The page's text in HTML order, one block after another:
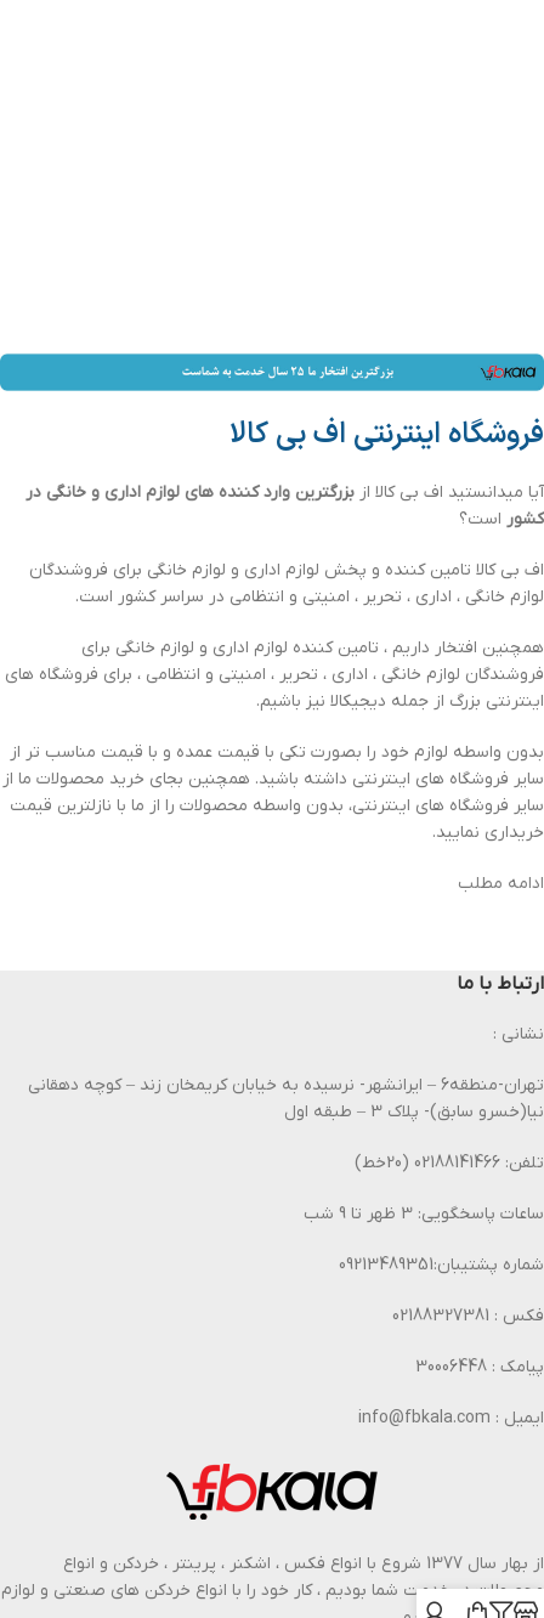
فروشگاه اینترنتی اف بی کالا
آیا میدانستید اف بی کالا از بزرگترین وارد کننده های لوازم اداری و خانگی در
کشور است؟
اف بی کالا تامین کننده و پخش لوازم اداری و لوازم خانگی برای فروشندگان
لوازم خانگی ، اداری ، تحریر ، امنیتی و انتظامی در سراسر کشور است.
همچنین افتخار داریم ، تامین کننده لوازم اداری و لوازم خانگی برای
فروشندگان لوازم خانگی ، اداری ، تحریر ، امنیتی و انتظامی ، برای فروشگاه های
اینترنتی بزرگ از جمله دیجیکالا نیز باشیم.
بدون واسطه لوازم خود را بصورت تکی با قیمت عمده و با قیمت مناسب تر از
سایر فروشگاه های اینترنتی داشته باشید. همچنین بجای خرید محصولات ما از
سایر فروشگاه های اینترنتی، بدون واسطه محصولات را از ما با نازلترین قیمت
خریداری نمایید.
ادامه مطلب
ارتباط با ما
نشانی :
تهران-منطقه6 – ایرانشهر- نرسیده به خیابان کریمخان زند – کوچه دهقانی
نیا(خسرو سابق)- پلاک 3 – طبقه اول
تلفن: 02188141466 (20خط)
ساعات پاسخگویی: 3 ظهر تا 9 شب
شماره پشتیبان:09213489351
فکس : 02188327381
پیامک : 30006448
ایمیل : info@fbkala.com
از بهار سال 1377 شروع با انواع فکس ، اشکنر ، پرینتر ، خردکن و انواع
محصولات در خدمت شما بودیم ، کار خود را با انواع خردکن های صنعتی و لوازم